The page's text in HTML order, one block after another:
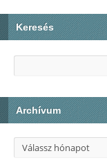
Keresés
Keresés
Archívum